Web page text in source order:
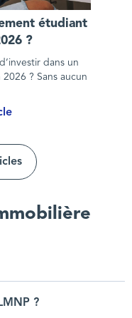
en France en 2026 ?
étudiant
?
dans un
? Sans aucun
?